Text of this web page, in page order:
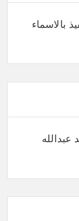
بالاسماء